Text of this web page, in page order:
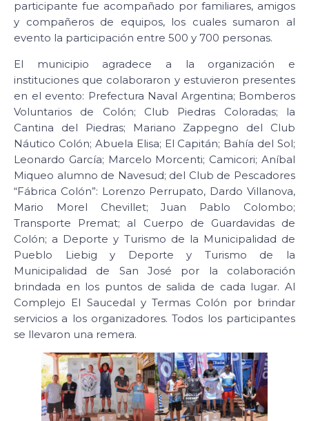
participante fue acompañado por familiares, amigos
y compañeros de equipos, los cuales sumaron al
evento la participación entre 500 y 700 personas.
El municipio agradece a la organización e
instituciones que colaboraron y estuvieron presentes
en el evento: Prefectura Naval Argentina; Bomberos
Voluntarios de Colón; Club Piedras Coloradas; la
Cantina del Piedras; Mariano Zappegno del Club
Náutico Colón; Abuela Elisa; El Capitán; Bahía del Sol;
Leonardo García; Marcelo Morcenti; Camicori; Aníbal
Miqueo alumno de Navesud; del Club de Pescadores
“Fábrica Colón”: Lorenzo Perrupato, Dardo Villanova,
Mario Morel Chevillet; Juan Pablo Colombo;
Transporte Premat; al Cuerpo de Guardavidas de
Colón; a Deporte y Turismo de la Municipalidad de
Pueblo Liebig y Deporte y Turismo de la
Municipalidad de San José por la colaboración
brindada en los puntos de salida de cada lugar. Al
Complejo El Saucedal y Termas Colón por brindar
servicios a los organizadores. Todos los participantes
se llevaron una remera.